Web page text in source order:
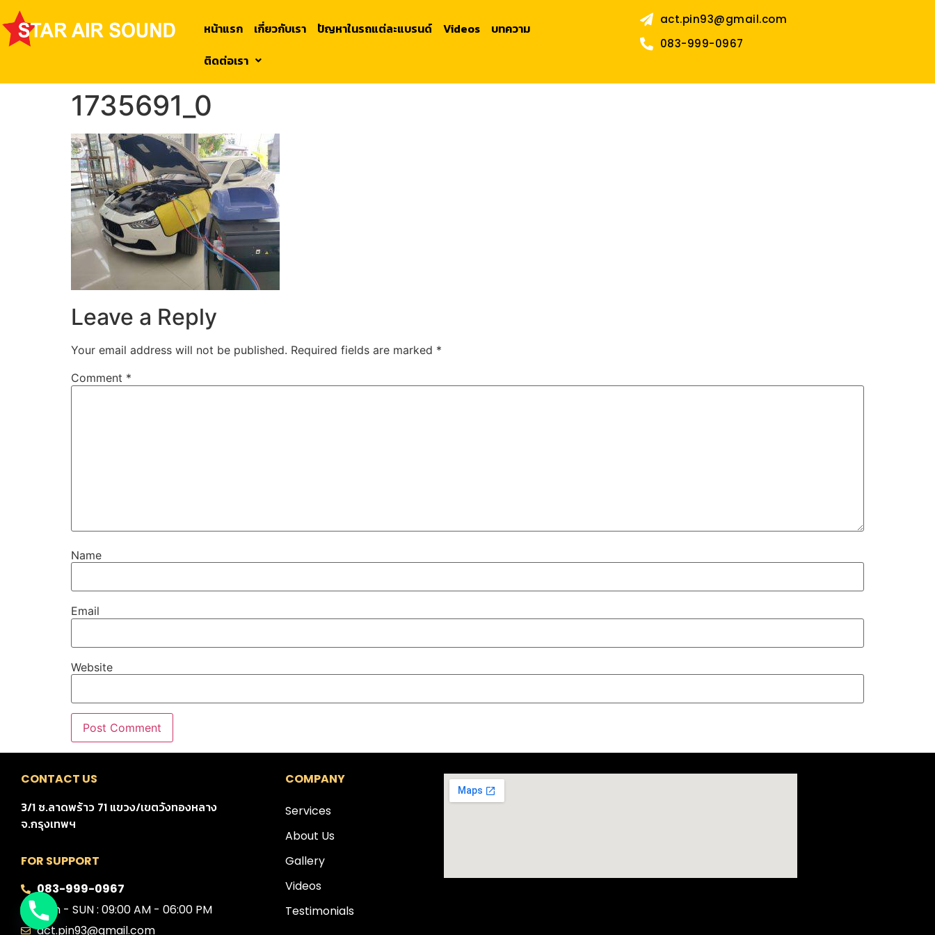
หน้าแรก เกี่ยวกับเรา ปัญหาในรถแต่ละแบรนด์ Videos
บทความ
ติดต่อเรา
act.pin93@gmail.com
083-999-0967
1735691_0
Leave a Reply
Your email address will not be published. Required fields are marked *
Comment *
Name
Email
Website
CONTACT US
3/1 ซ.ลาดพร้าว 71 แขวง/เขตวังทองหลาง
จ.กรุงเทพฯ
FOR SUPPORT
083-999-0967
Mon - SUN : 09:00 AM - 06:00 PM
act.pin93@gmail.com
COMPANY
Services
About Us
Gallery
Videos
Testimonials